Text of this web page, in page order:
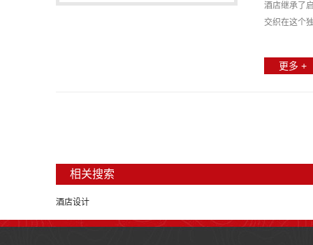
酒店继承了
交织在这个
更多 +
相关搜索
酒店设计